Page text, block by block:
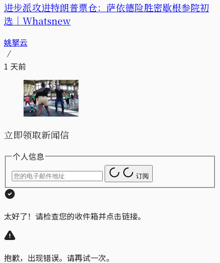
进步派攻进特朗普票仓：萨依德险胜密歇根参院初
选｜Whatsnew
姚拏云
1 天前
立即领取新闻信
个人信息
订阅
太好了！请检查您的收件箱并点击链接。
抱歉，出现错误。请再试一次。